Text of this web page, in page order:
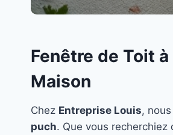
Fenêtre de Toit
Maison
Chez Entreprise Louis,
puch. Que vous recherchiez